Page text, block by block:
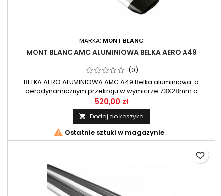
MARKA: MONT BLANC
MONT BLANC AMC ALUMINIOWA BELKA AERO A49
(0)
BELKA AERO ALUMINIOWA AMC A49 Belka aluminiowa o
aerodynamicznym przekroju w wymiarze 73X28mm o
długości 125cm. Zestaw belek przeznaczony do systemu AMC
firmy Mont Blanc.
520,00 zł
 Dodaj do koszyka
 Ostatnie sztuki w magazynie
favorite_border